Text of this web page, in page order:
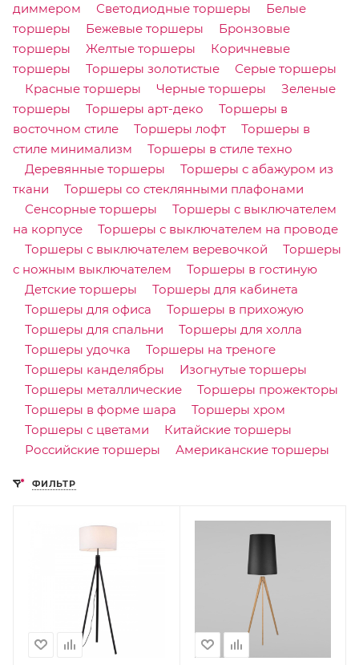
диммером
Светодиодные торшеры
Белые
торшеры
Бежевые торшеры
Бронзовые
торшеры
Желтые торшеры
Коричневые
торшеры
Торшеры золотистые
Серые торшеры
Красные торшеры
Черные торшеры
Зеленые
торшеры
Торшеры арт-деко
Торшеры в
восточном стиле
Торшеры лофт
Торшеры в
стиле минимализм
Торшеры в стиле техно
Деревянные торшеры
Торшеры с абажуром из
ткани
Торшеры со стеклянными плафонами
Сенсорные торшеры
Торшеры с выключателем
на корпусе
Торшеры с выключателем на проводе
Торшеры с выключателем веревочкой
Торшеры
с ножным выключателем
Торшеры в гостиную
Детские торшеры
Торшеры для кабинета
Торшеры для офиса
Торшеры в прихожую
Торшеры для спальни
Торшеры для холла
Торшеры удочка
Торшеры на треноге
Торшеры канделябры
Изогнутые торшеры
Торшеры металлические
Торшеры прожекторы
Торшеры в форме шара
Торшеры хром
Торшеры с цветами
Китайские торшеры
Российские торшеры
Американские торшеры
ФИЛЬТР